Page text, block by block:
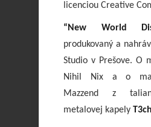
licenciou Creative
“New World
produkovaný a
Studio v Prešove. O
Nihil Nix a o
Mazzend z
metalovej kapely